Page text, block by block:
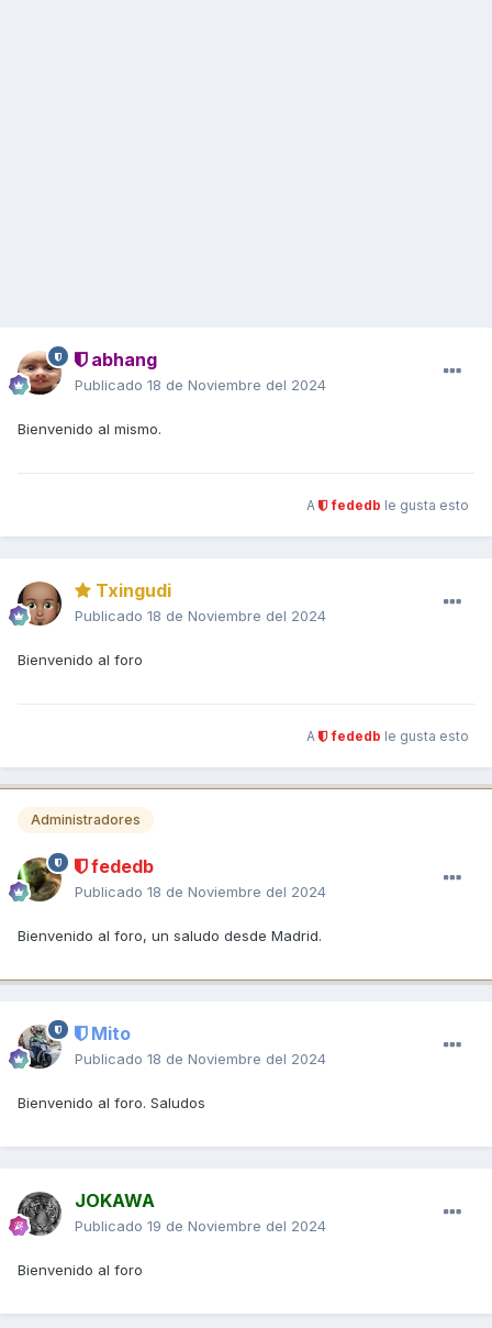
abhang
Publicado 18 de Noviembre del 2024
Bienvenido al mismo.
A fededb le gusta esto
Txingudi
Publicado 18 de Noviembre del 2024
Bienvenido al foro
A fededb le gusta esto
Administradores
fededb
Publicado 18 de Noviembre del 2024
Bienvenido al foro, un saludo desde Madrid.
Mito
Publicado 18 de Noviembre del 2024
Bienvenido al foro. Saludos
JOKAWA
Publicado 19 de Noviembre del 2024
Bienvenido al foro